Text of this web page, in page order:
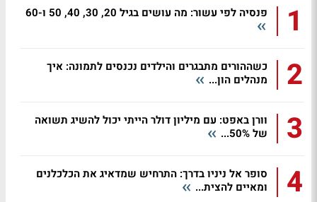
1 פנסיה לפי עשור: מה עושים בגיל 20, 30, 40, 50 ו-60
2
כשההורים מתבגרים והילדים נכנסים לתמונה: איך
מנהלים הון...
3
וורן באפט: עם מיליון דולר הייתי יכול להשיג תשואה
של 50%...
4
סופר אל ניניו בדרך: התרחיש שמדאיג את הכלכלנים
ומאיים להצית...